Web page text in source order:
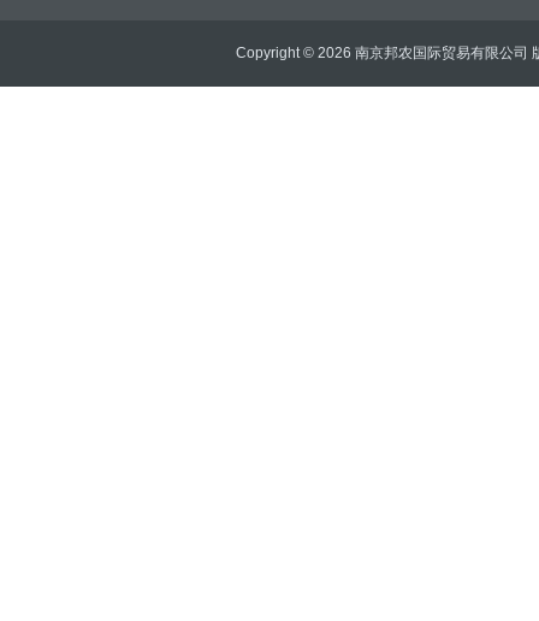
Copyright © 2026 南京邦农国际贸易有限公司